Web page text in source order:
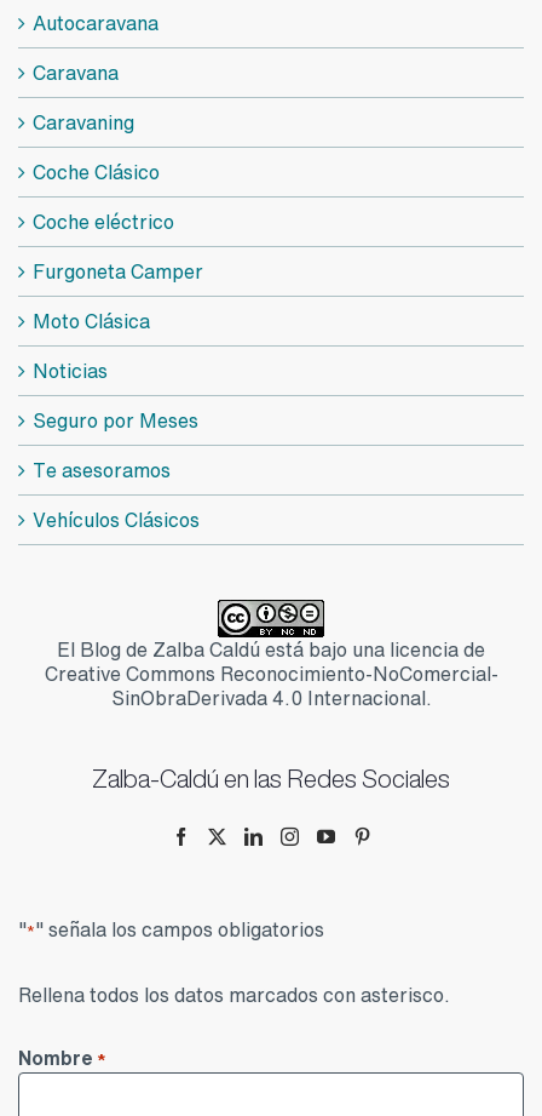
Autocaravana
Caravana
Caravaning
Coche Clásico
Coche eléctrico
Furgoneta Camper
Moto Clásica
Noticias
Seguro por Meses
Te asesoramos
Vehículos Clásicos
El Blog de Zalba Caldú está bajo una licencia de
Creative Commons Reconocimiento-NoComercial-
SinObraDerivada 4.0 Internacional.
Zalba-Caldú en las Redes Sociales
" señala los campos obligatorios
Rellena todos los datos marcados con asterisco.
Nombre*